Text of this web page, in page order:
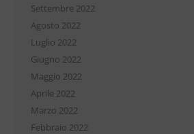
Settembre 2022
Agosto 2022
Luglio 2022
Giugno 2022
Maggio 2022
Aprile 2022
Marzo 2022
Febbraio 2022